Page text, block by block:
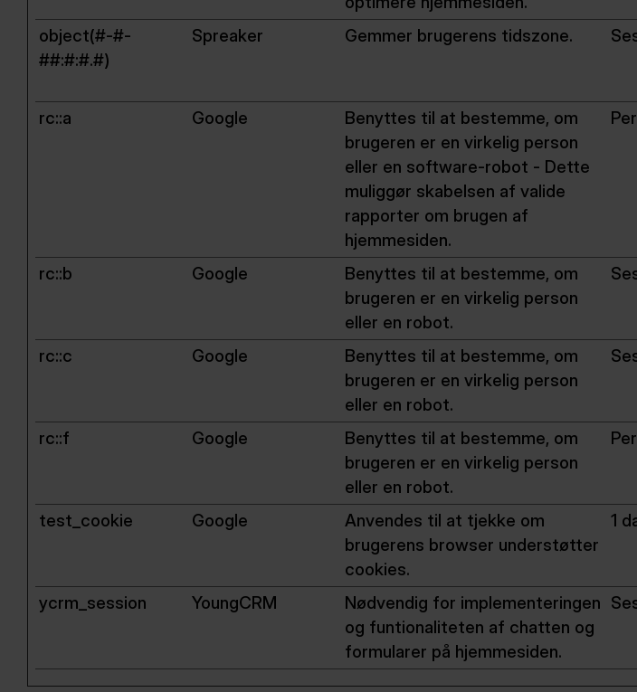
object(#-#-
##:#:#.#)
Spreaker Gemmer brugerens tidszone.
rc::a
Google
Benyttes til at bestemme, om
brugeren er en virkelig person
eller en software-robot - Dette
muliggør skabelsen af valide
rapporter om brugen af
hjemmesiden.
rc::b Google
Benyttes til at bestemme, om
brugeren er en virkelig person
eller en robot.
rc::c
Google
Benyttes til at bestemme, om
brugeren er en virkelig person
eller en robot.
rc::f
Google
Benyttes til at bestemme, om
brugeren er en virkelig person
eller en robot.
test_cookie
Google
Anvendes til at tjekke om
brugerens browser understøtter
cookies.
1
ycrm_session YoungCRM
Nødvendig for implementeringen
og funtionaliteten af chatten og
formularer på hjemmesiden.